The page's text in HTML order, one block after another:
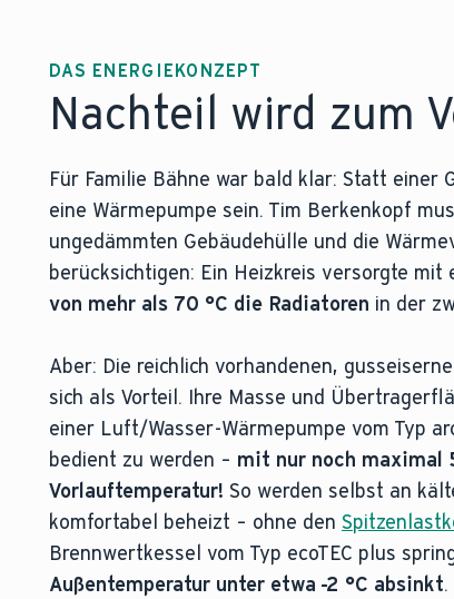
DAS ENERGIEKONZEPT
Nachteil wird zum
Für Familie Bähne war bald klar: Statt einer
eine Wärmepumpe sein. Tim Berkenkopf
ungedämmten Gebäudehülle und die
berücksichtigen: Ein Heizkreis versorgte mit
von mehr als 70 °C die Radiatoren in der
Aber: Die reichlich vorhandenen,
sich als Vorteil. Ihre Masse und
einer Luft/Wasser-Wärmepumpe vom Typ
bedient zu werden – mit nur noch maximal
Vorlauftemperatur! So werden selbst an
komfortabel beheizt – ohne den
Brennwertkessel vom Typ ecoTEC plus
Außentemperatur unter etwa -2 °C absinkt.